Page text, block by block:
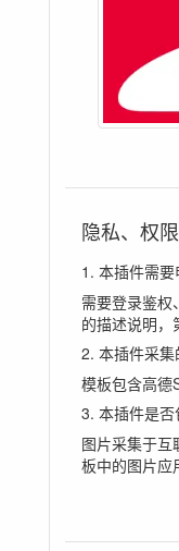
隐私、权
1. 本插件需要
需要登录鉴
的描述说明，
2. 本插件采
模板包含高德
3. 本插件是
图片采集于互
板中的图片应